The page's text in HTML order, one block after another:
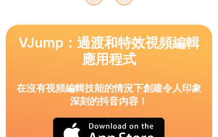
VJump：過渡和特效視頻編輯
應用程式
在沒有視頻編輯技能的情況下創建令人印象
深刻的抖音內容！